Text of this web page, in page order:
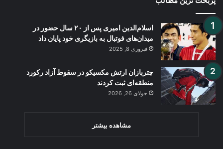
اسلام‌الدین امیری پس از ۲۰ سال حضور در
میدان‌های فوتبال به بازیگری خود پایان داد
فبروری 8, 2025
چتربازان ارتش مکسیکو در سقوط آزاد رکورد
منطقه‌ای ثبت کردند
جولای 26, 2026
مشاهده بیشتر